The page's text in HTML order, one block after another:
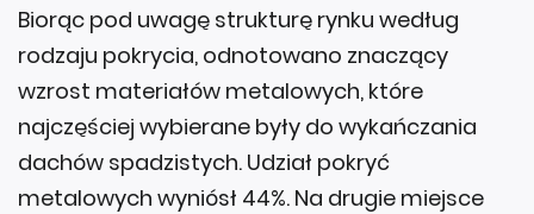
Biorąc pod uwagę strukturę rynku według
rodzaju pokrycia, odnotowano znaczący
wzrost materiałów metalowych, które
najczęściej wybierane były do wykańczania
dachów spadzistych. Udział pokryć
metalowych wyniósł 44%. Na drugie miejsce